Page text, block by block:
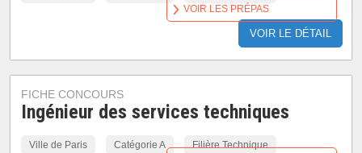
VOIR LE DÉTAIL
VOIR LES PRÉPAS
FICHE CONCOURS
Ingénieur des services techniques
Ville de Paris Catégorie A Filière Technique